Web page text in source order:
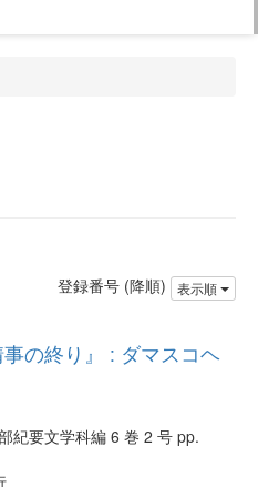
登録番号 (降順) 表示順
の終り』 : ダマスコヘ
紀要文学科編 6 巻 2 号 pp.